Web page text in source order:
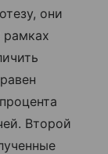
они
Второй